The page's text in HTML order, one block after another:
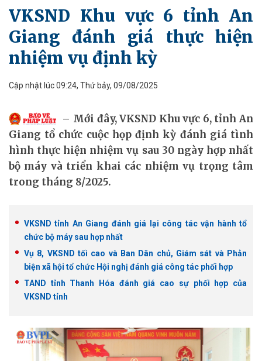
VKSND Khu vực 6 tỉnh An
Giang đánh giá thực hiện
nhiệm vụ định kỳ
Cập nhật lúc 09:24, Thứ bảy, 09/08/2025
Mới đây, VKSND Khu vực 6, tỉnh An
Giang tổ chức cuộc họp định kỳ đánh giá tình
hình thực hiện nhiệm vụ sau 30 ngày hợp nhất
bộ máy và triển khai các nhiệm vụ trọng tâm
trong tháng 8/2025.
VKSND tỉnh An Giang đánh giá lại công tác vận hành tổ
chức bộ máy sau hợp nhất
Vụ 8, VKSND tối cao và Ban Dân chủ, Giám sát và Phản
biện xã hội tổ chức Hội nghị đánh giá công tác phối hợp
TAND tỉnh Thanh Hóa đánh giá cao sự phối hợp của
VKSND tỉnh